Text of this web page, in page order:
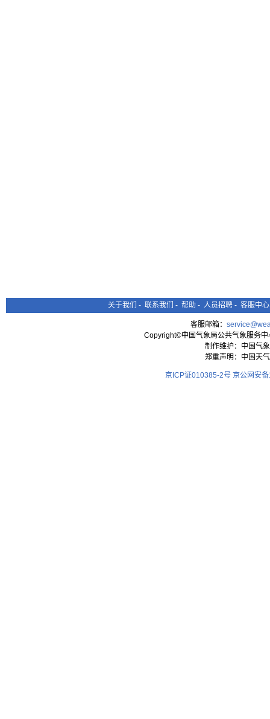
关于我们 - 联系我们 - 帮助 - 人员招聘 - 客服中心
客服邮箱：
Copyright©中国气象局公共气象服务
制作维护：中国气
郑重声明：中国天
京ICP证010385-2号 京公网安